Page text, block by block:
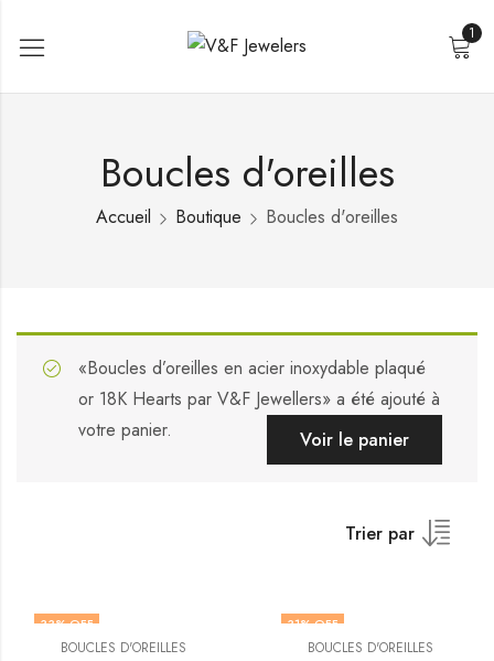
1
Boucles d'oreilles
Accueil Boutique Boucles d'oreilles
«Boucles d’oreilles en acier inoxydable plaqué
or 18K Hearts par V&F Jewellers» a été ajouté à
votre panier.
Voir le panier
Trier par
33% OFF
BOUCLES D'OREILLES
31% OFF
BOUCLES D'OREILLES